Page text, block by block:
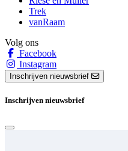
Trek
vanRaam
Volg ons
Facebook
Instagram
Inschrijven nieuwsbrief
Inschrijven nieuwsbrief